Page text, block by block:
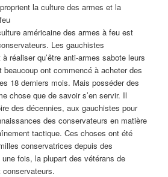
la culture des armes et la
américaine des armes à feu est
Les gauchistes
réaliser qu’être anti-armes sabote leurs
beaucoup ont commencé à acheter des
18 derniers mois. Mais posséder des
chose que de savoir s’en servir. Il
des décennies, aux gauchistes pour
des conservateurs en matière
tactique. Ces choses ont été
conservatrices depuis des
fois, la plupart des vétérans de